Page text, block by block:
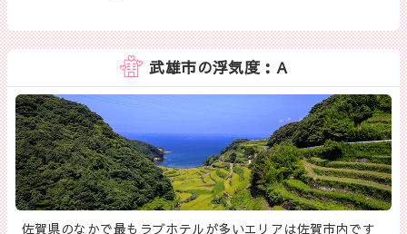
武雄市の浮気度：A
佐賀県のなかで最もラブホテルが多いエリアは佐賀市内です